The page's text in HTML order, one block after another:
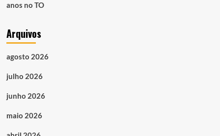
anos no TO
Arquivos
agosto 2026
julho 2026
junho 2026
maio 2026